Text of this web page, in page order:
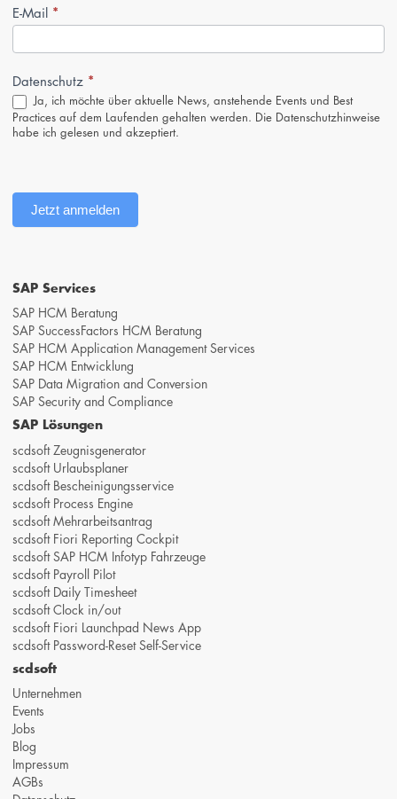
Newsletter-
Anmeldung
(Footer,
E-Mail *
Datenschutz *
Ja, ich möchte über aktuelle News, anstehende Events und Best
Practices auf dem Laufenden gehalten werden. Die Datenschutzhinweise
habe ich gelesen und akzeptiert.
Jetzt anmelden
SAP Services
SAP HCM Beratung
SAP SuccessFactors HCM Beratung
SAP HCM Application Management Services
SAP HCM Entwicklung
SAP Data Migration and Conversion
SAP Security and Compliance
SAP Lösungen
scdsoft Zeugnisgenerator
scdsoft Urlaubsplaner
scdsoft Bescheinigungsservice
scdsoft Process Engine
scdsoft Mehrarbeitsantrag
scdsoft Fiori Reporting Cockpit
scdsoft SAP HCM Infotyp Fahrzeuge
scdsoft Payroll Pilot
scdsoft Daily Timesheet
scdsoft Clock in/out
scdsoft Fiori Launchpad News App
scdsoft Password-Reset Self-Service
scdsoft
Unternehmen
Events
Jobs
Blog
Impressum
AGBs